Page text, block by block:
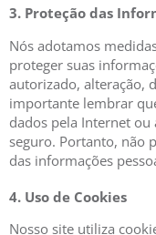
3. Proteção das
Nós adotamos
proteger suas
autorizado, alteração,
importante lembrar
dados pela Internet
seguro. Portanto, não
das informações
4. Uso de Cookies
Nosso site utiliza